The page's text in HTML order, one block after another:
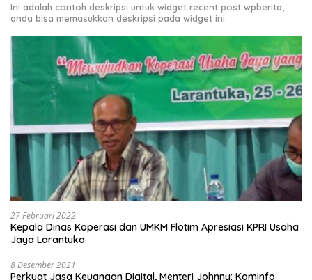
Ini adalah contoh deskripsi untuk widget recent post wpberita,
anda bisa memasukkan deskripsi pada widget ini.
27 Februari 2022
Kepala Dinas Koperasi dan UMKM Flotim Apresiasi KPRI Usaha
Jaya Larantuka
8 Desember 2021
Perkuat Jasa Keuangan Digital, Menteri Johnny: Kominfo